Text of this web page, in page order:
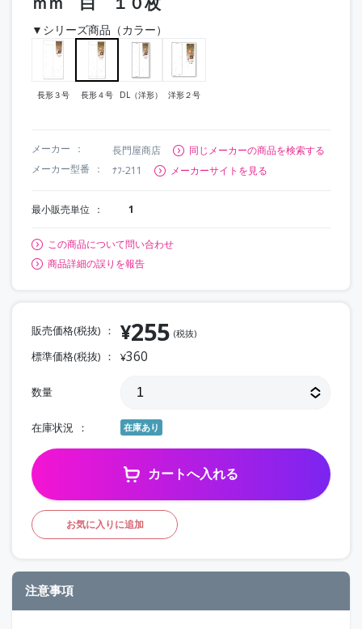
▼シリーズ商品（カラー）
長形３号 長形４号 DL（洋形） 洋形２号
メーカー 長門屋商店
同じメーカーの商品を検索する
メーカー型番
ﾅﾌ-211 メーカーサイトを見る
最小販売単位 1
この商品について問い合わせ
商品詳細の誤りを報告
販売価格(税抜) ¥255 (税抜)
標準価格(税抜) ¥360
数量
在庫状況 在庫あり
カートへ入れる
お気に入りに追加
注意事項